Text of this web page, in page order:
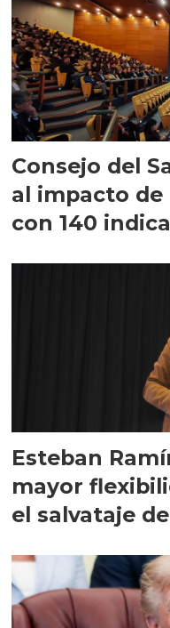
Consejo del
al impacto
con 140
Esteban
mayor
el salvataje